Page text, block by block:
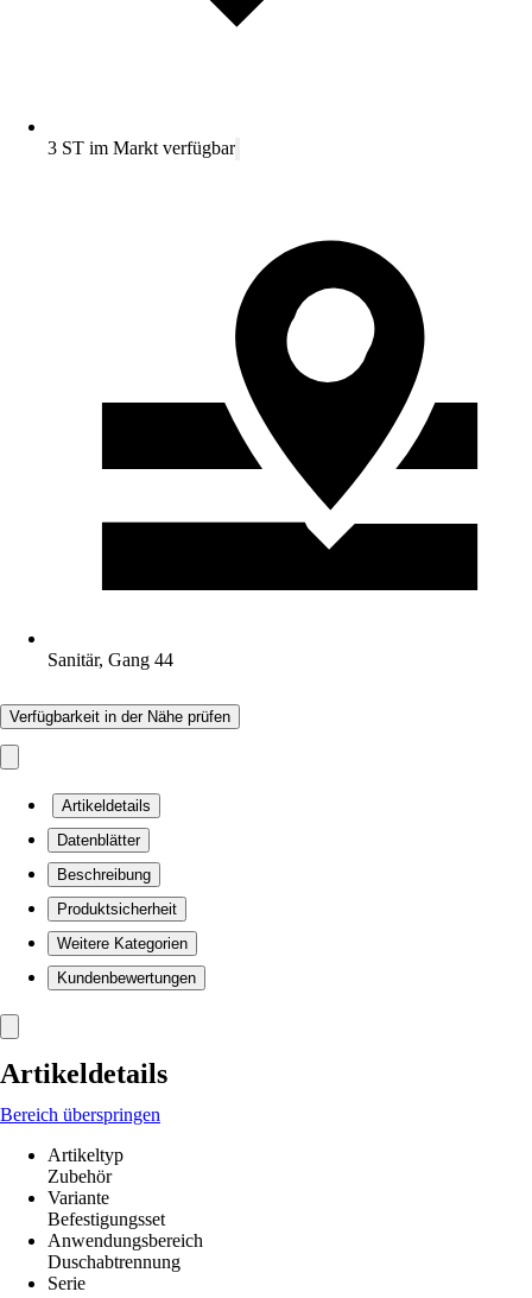
3 ST im Markt verfügbar
Sanitär, Gang 44
Verfügbarkeit in der Nähe prüfen
Artikeldetails
Datenblätter
Beschreibung
Produktsicherheit
Weitere Kategorien
Kundenbewertungen
Artikeldetails
Bereich überspringen
Artikeltyp
Zubehör
Variante
Befestigungsset
Anwendungsbereich
Duschabtrennung
Serie